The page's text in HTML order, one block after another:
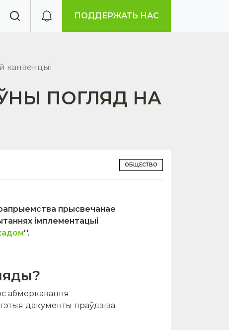
ПОДДЕРЖАТЬ НАС
канвенцыі
ПОГЛЯД НА
ОБЩЕСТВО
прысвечанае
імплементацыі
''.
абмеркавання
дакументы праўдзіва